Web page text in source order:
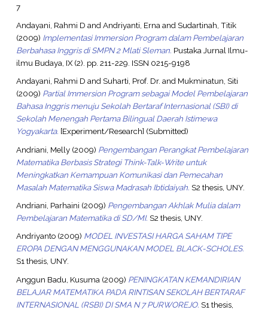
7
Andayani, Rahmi D and Andriyanti, Erna and Sudartinah, Titik
(2009) Implementasi Immersion Program dalam Pembelajaran
Berbahasa Inggris di SMPN 2 Mlati Sleman. Pustaka Jurnal Ilmu-
ilmu Budaya, IX (2). pp. 211-229. ISSN 0215-9198
Andayani, Rahmi D andSuharti, Prof. Dr. and Mukminatun, Siti
(2009) Partial Immersion Program sebagai Model Pembelajaran
Bahasa Inggris menuju Sekolah Bertaraf Internasional (SBI) di
Sekolah Menengah Pertama Bilingual Daerah Istimewa
Yogyakarta. [Experiment/Research] (Submitted)
Andriani, Melly(2009) Pengembangan Perangkat Pembelajaran
Matematika Berbasis Strategi Think-Talk-Write untuk
Meningkatkan Kemampuan Komunikasi dan Pemecahan
Masalah Matematika Siswa Madrasah Ibtidaiyah. S2 thesis, UNY.
Andriani, Parhaini (2009) Pengembangan Akhlak Mulia dalam
Pembelajaran Matematika di SD/MI. S2 thesis, UNY.
Andriyanto(2009) MODEL INVESTASI HARGA SAHAM TIPE
EROPA DENGAN MENGGUNAKAN MODEL BLACK-SCHOLES.
S1 thesis, UNY.
Anggun Badu, Kusuma (2009) PENINGKATAN KEMANDIRIAN
BELAJAR MATEMATIKA PADA RINTISAN SEKOLAH BERTARAF
INTERNASIONAL (RSBI) DI SMA N 7 PURWOREJO. S1 thesis,